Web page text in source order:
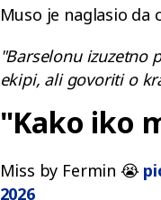
Muso je naglasio da
"Barselonu izuzetno
ekipi, ali govoriti o
"Kako iko
Miss by Fermin 😭
2026